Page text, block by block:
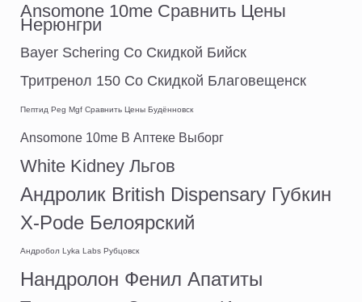
Ansomone 10me Сравнить Цены
Нерюнгри
Bayer Schering Со Скидкой Бийск
Тритренол 150 Со Скидкой Благовещенск
Пептид Peg Mgf Сравнить Цены Будённовск
Ansomone 10me В Аптеке Выборг
White Kidney Льгов
Андролик British Dispensary Губкин
X-Pode Белоярский
Андробол Lyka Labs Рубцовск
Нандролон Фенил Апатиты